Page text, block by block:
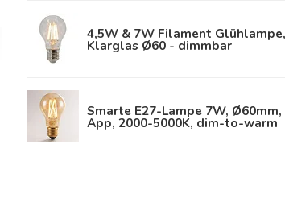
4,5W & 7W Filament
Klarglas Ø60 - dimmbar
Smarte E27-Lampe 7W,
App, 2000-5000K, dim-to-warm